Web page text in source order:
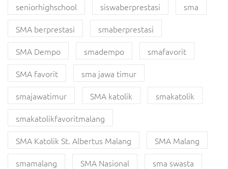
seniorhighschool
siswaberprestasi
sma
SMA berprestasi
smaberprestasi
SMA Dempo
smadempo
smafavorit
SMA favorit
sma jawa timur
smajawatimur
SMA katolik
smakatolik
smakatolikfavoritmalang
SMA Katolik St. Albertus Malang
SMA Malang
smamalang
SMA Nasional
sma swasta